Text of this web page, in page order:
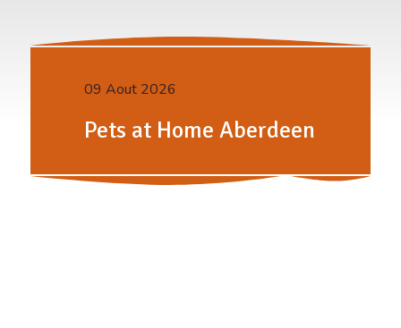
09 Aout 2026
Pets at Home Aberdeen